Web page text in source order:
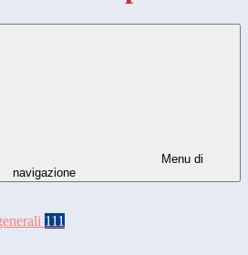
Menu di
navigazione
111